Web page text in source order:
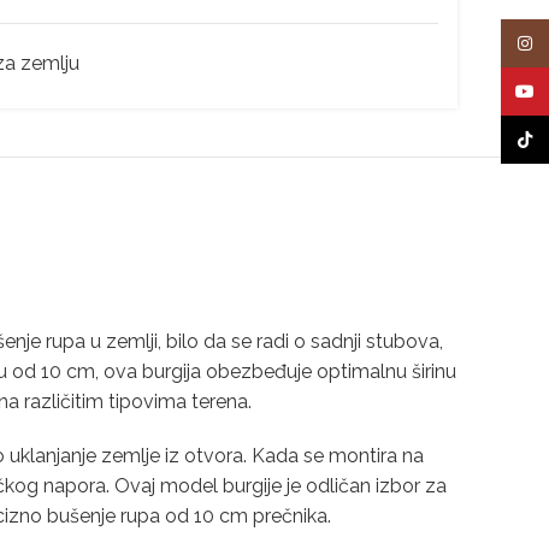
zemlju
rupa u zemlji, bilo da se radi o sadnji stubova,
od 10 cm, ova burgija obezbeđuje optimalnu širinu
različitim tipovima terena.
zemlje iz otvora. Kada se montira na
napora. Ovaj model burgije je odličan izbor za
bušenje rupa od 10 cm prečnika.